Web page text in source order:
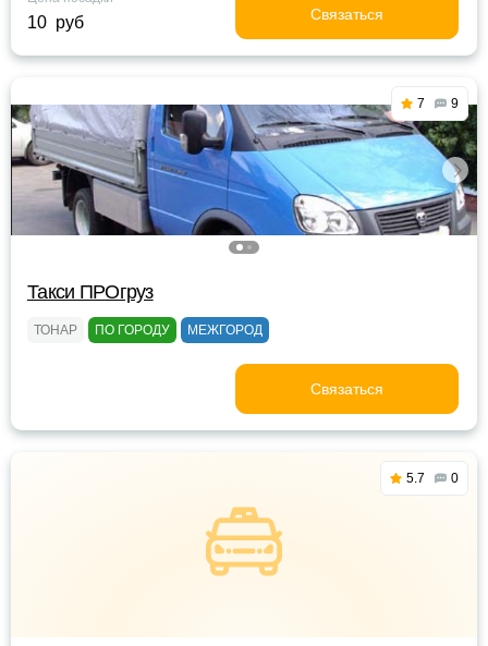
10 руб Связаться
7 9
Такси ПРОгруз
ТОНАР ПО ГОРОДУ МЕЖГОРОД
Связаться
5.7 0